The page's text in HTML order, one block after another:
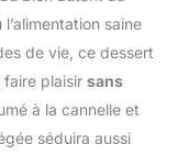
saine
de vie, ce dessert
faire plaisir sans
à la cannelle et
séduira aussi